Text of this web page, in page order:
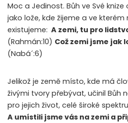
Moc a Jedinost. Bůh ve Své knize
jako lože, kde žijeme a ve
existujeme: A zemi, tu pro
(Rahmán:10) Což zemi jsme jak
(Nabá´:6)
Jelikož je země místo, kde má
živými tvory přebývat, učinil Bůh
pro jejich život, celé široké
A umístili jsme vás na zemi a